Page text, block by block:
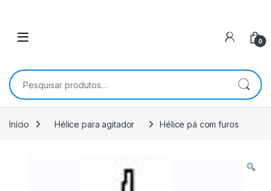
0
Pesquisar por:
Início Hélice para agitador Hélice pá com furos